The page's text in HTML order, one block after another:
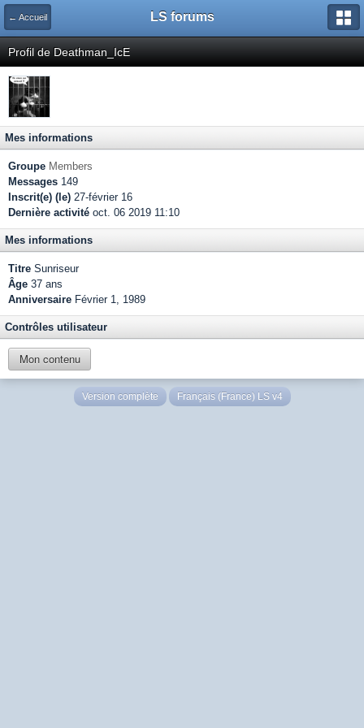
← Accueil LS forums
Profil de Deathman_IcE
Mes informations
Groupe Members
Messages 149
Inscrit(e) (le) 27-février 16
Dernière activité oct. 06 2019 11:10
Mes informations
Titre Sunriseur
Âge 37 ans
Anniversaire Février 1, 1989
Contrôles utilisateur
Mon contenu
Version complète Français (France) LS v4